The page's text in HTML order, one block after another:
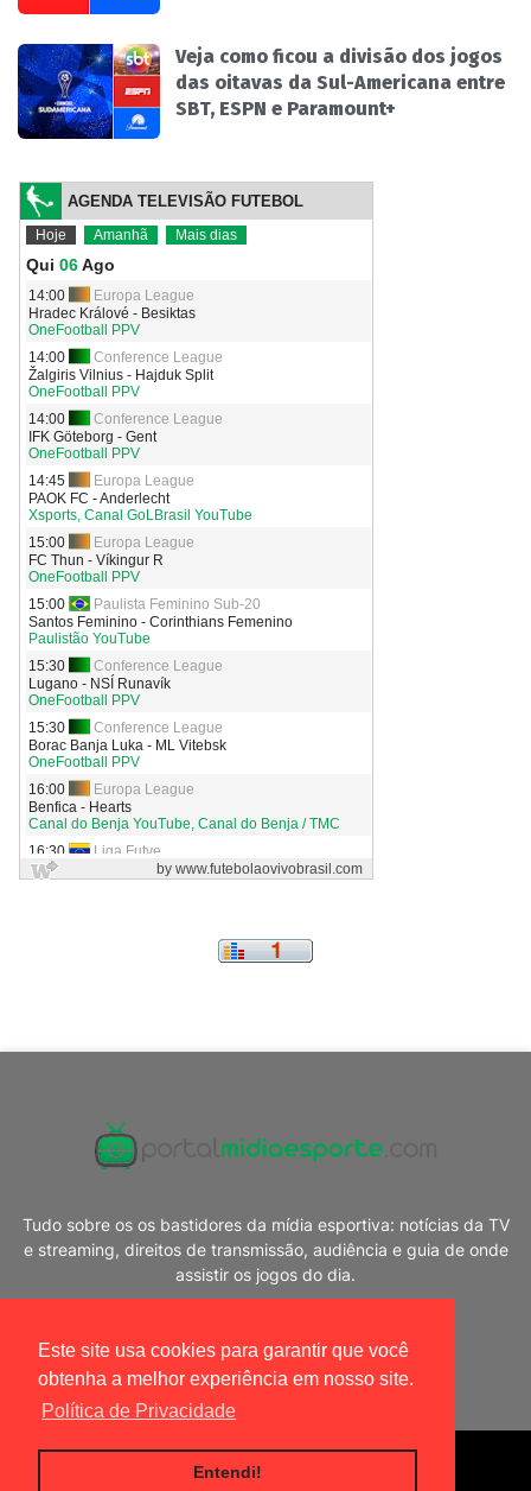
Este site usa cookies para garantir que você
obtenha a melhor experiência em nosso site.
Política de Privacidade
Entendi!
Veja como ficou a divisão dos jogos
das oitavas da Sul-Americana entre
SBT, ESPN e Paramount+
Tudo sobre os os bastidores da mídia esportiva: notícias da TV
e streaming, direitos de transmissão, audiência e guia de onde
assistir os jogos do dia.
Blogger Templates|